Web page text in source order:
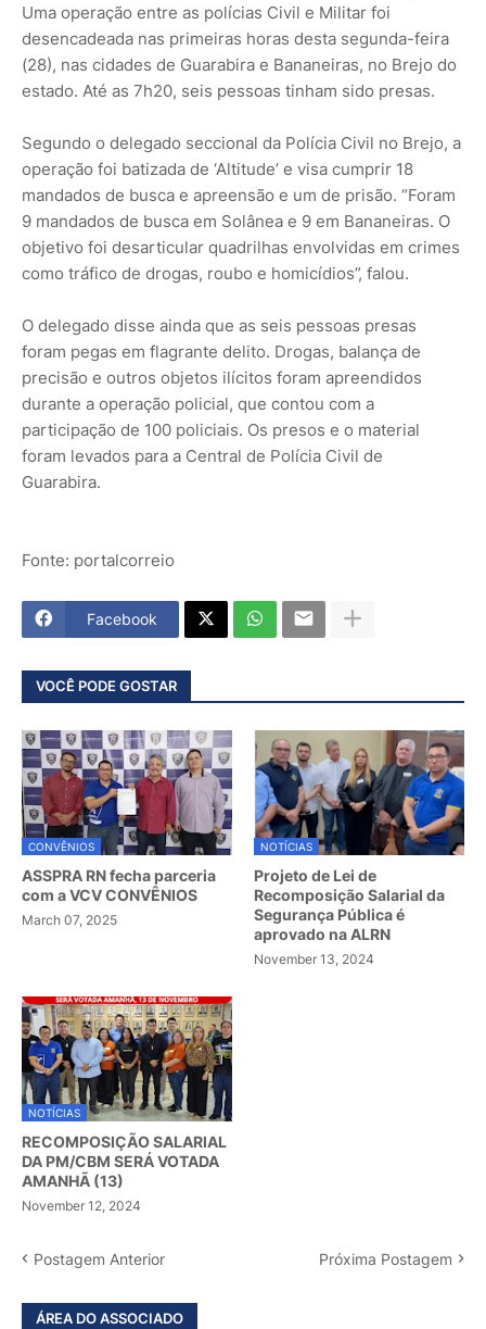
Uma operação entre as polícias Civil e Militar foi
desencadeada nas primeiras horas desta segunda-feira
(28), nas cidades de Guarabira e Bananeiras, no Brejo do
estado. Até as 7h20, seis pessoas tinham sido presas.
Segundo o delegado seccional da Polícia Civil no Brejo, a
operação foi batizada de ‘Altitude’ e visa cumprir 18
mandados de busca e apreensão e um de prisão. “Foram
9 mandados de busca em Solânea e 9 em Bananeiras. O
objetivo foi desarticular quadrilhas envolvidas em crimes
como tráfico de drogas, roubo e homicídios”, falou.
O delegado disse ainda que as seis pessoas presas
foram pegas em flagrante delito. Drogas, balança de
precisão e outros objetos ilícitos foram apreendidos
durante a operação policial, que contou com a
participação de 100 policiais. Os presos e o material
foram levados para a Central de Polícia Civil de
Guarabira.
Fonte: portalcorreio
Facebook
VOCÊ PODE GOSTAR
CONVÊNIOS
ASSPRA RN fecha parceria
com a VCV CONVÊNIOS
March 07, 2025
NOTÍCIAS
Projeto de Lei de
Recomposição Salarial da
Segurança Pública é
aprovado na ALRN
November 13, 2024
NOTÍCIAS
RECOMPOSIÇÃO SALARIAL
DA PM/CBM SERÁ VOTADA
AMANHÃ (13)
November 12, 2024
Postagem Anterior Próxima Postagem
ÁREA DO ASSOCIADO